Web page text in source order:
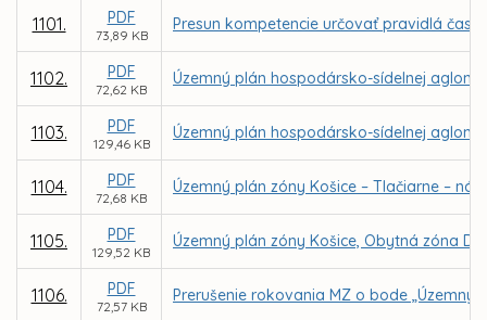
1101. PDF
73,89 KB
Presun kompetencie určovať pravidlá
1102. PDF
72,62 KB
Územný plán hospodársko-sídelnej
1103. PDF
129,46 KB
Územný plán hospodársko-sídelnej
1104. PDF
72,68 KB
Územný plán zóny Košice – Tlačiarne –
1105. PDF
129,52 KB
Územný plán zóny Košice, Obytná zóna
1106. PDF
72,57 KB
Prerušenie rokovania MZ o bode „Územný